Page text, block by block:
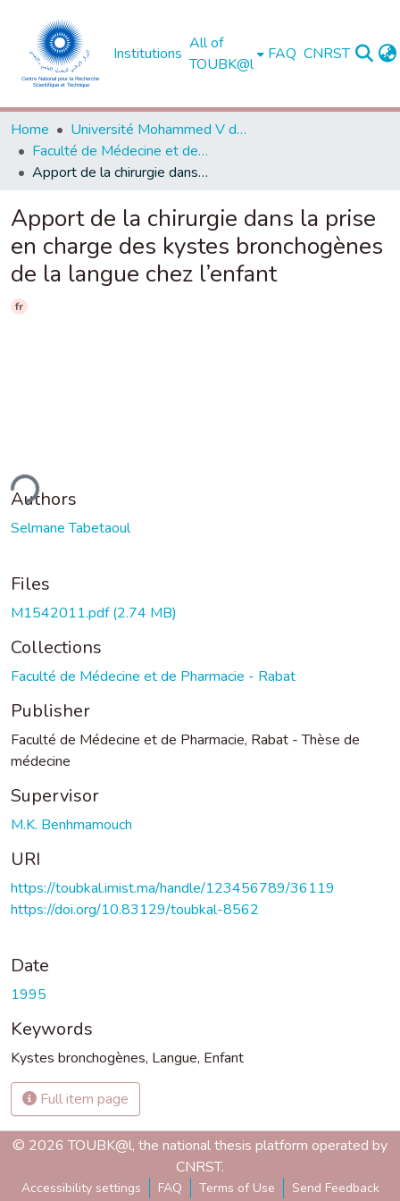
Institutions
All of
TOUBK@l
FAQ CNRST
Home
Université Mohammed V de Rabat
Faculté de Médecine et de Pharmacie - Rabat
Apport de la chirurgie dans la prise en charge des kystes bronchogènes de la langue chez l’enfant
Apport de la chirurgie dans la prise
en charge des kystes bronchogènes
de la langue chez l’enfant
fr
Authors
Selmane Tabetaoul
Files
M1542011.pdf(2.74 MB)
Collections
Faculté de Médecine et de Pharmacie - Rabat
Publisher
Faculté de Médecine et de Pharmacie, Rabat - Thèse de
médecine
Supervisor
M.K. Benhmamouch
URI
https://toubkal.imist.ma/handle/123456789/36119
https://doi.org/10.83129/toubkal-8562
Date
1995
Keywords
Kystes bronchogènes, Langue, Enfant
Full item page
© 2026 TOUBK@l, the national thesis platform operated by
CNRST.
Accessibility settings FAQ Terms of Use Send Feedback